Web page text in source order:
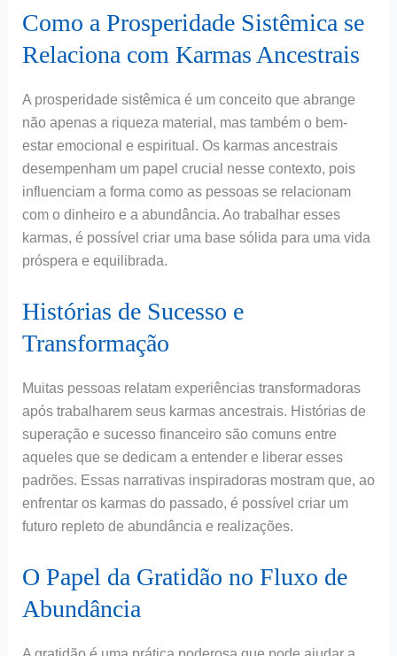
Como a Prosperidade Sistêmica se
Relaciona com Karmas Ancestrais
A prosperidade sistêmica é um conceito que abrange
não apenas a riqueza material, mas também o bem-
estar emocional e espiritual. Os karmas ancestrais
desempenham um papel crucial nesse contexto, pois
influenciam a forma como as pessoas se relacionam
com o dinheiro e a abundância. Ao trabalhar esses
karmas, é possível criar uma base sólida para uma vida
próspera e equilibrada.
Histórias de Sucesso e
Transformação
Muitas pessoas relatam experiências transformadoras
após trabalharem seus karmas ancestrais. Histórias de
superação e sucesso financeiro são comuns entre
aqueles que se dedicam a entender e liberar esses
padrões. Essas narrativas inspiradoras mostram que, ao
enfrentar os karmas do passado, é possível criar um
futuro repleto de abundância e realizações.
O Papel da Gratidão no Fluxo de
Abundância